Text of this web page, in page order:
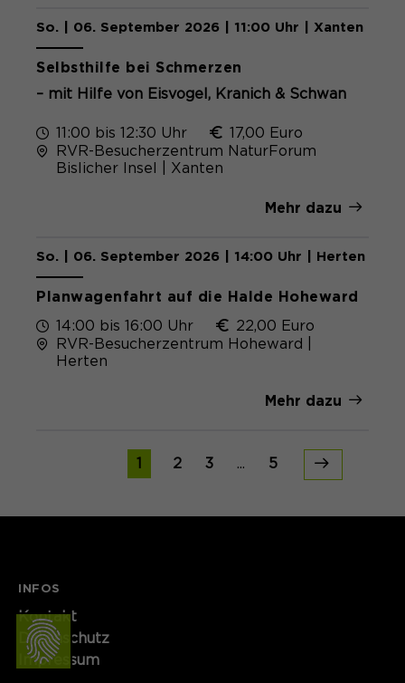
So. | 06. September 2026 | 11:00 Uhr | Xanten
Selbsthilfe bei Schmerzen
– mit Hilfe von Eisvogel, Kranich & Schwan
11:00 bis 12:30 Uhr
17,00 Euro
RVR-Besucherzentrum NaturForum
Bislicher Insel | Xanten
Mehr dazu
So. | 06. September 2026 | 14:00 Uhr | Herten
Planwagenfahrt auf die Halde Hoheward
14:00 bis 16:00 Uhr
22,00 Euro
RVR-Besucherzentrum Hoheward |
Herten
Mehr dazu
1 2 3 ... 5
INFOS
Kontakt​​​​​
Datenschutz
Impressum